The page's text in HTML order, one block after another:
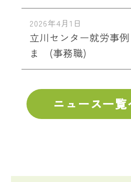
2026年4月1日
立川センター就労
ま (事務職)
ニュース一覧